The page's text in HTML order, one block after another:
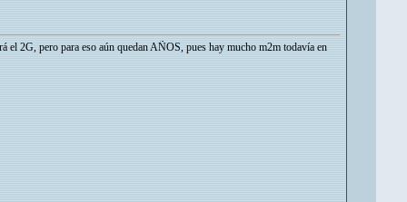
el 2G, pero para eso aún quedan AÑOS, pues hay mucho m2m todavía en